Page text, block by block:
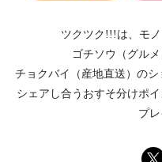
ツクツク!!!は、 モノ
ゴチソウ（グルメ
チョクバイ（産地直送） のシ
シェアし合う おすそ分けポ
プレ